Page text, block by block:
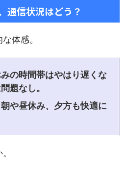
通信状況はどう？
体感。
の時間帯はやはり遅くな
題なし。
や昼休み、夕方も快適に